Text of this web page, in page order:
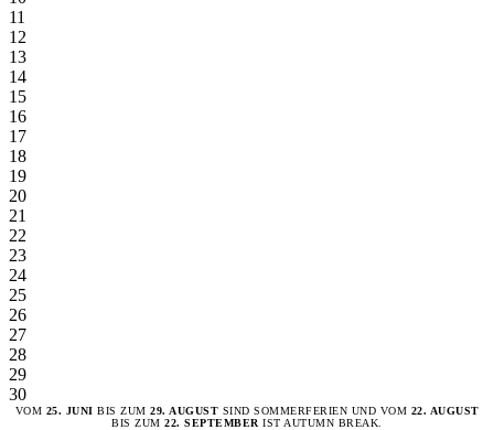
11
12
13
14
15
16
17
18
19
20
21
22
23
24
25
26
27
28
29
30
VOM 25. JUNI BIS ZUM 29. AUGUST SIND SOMMERFERIEN UND VOM 22. AUGUST
BIS ZUM22. SEPTEMBER IST AUTUMN BREAK.